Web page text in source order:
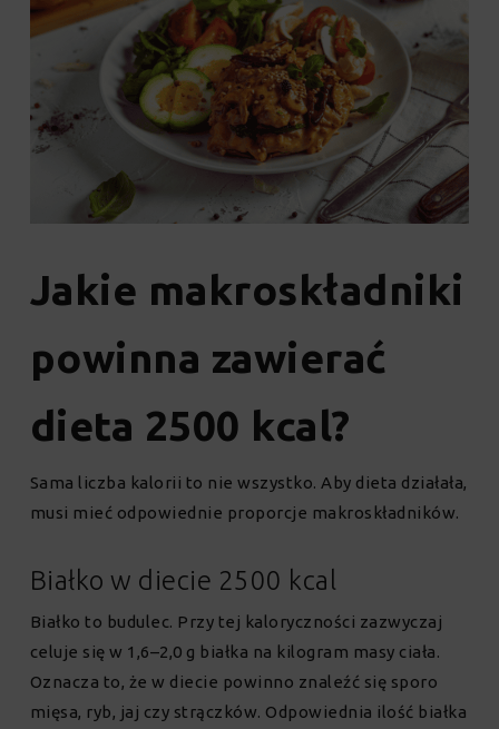
Jakie makroskładniki
powinna zawierać
dieta 2500 kcal?
Sama liczba kalorii to nie wszystko. Aby dieta działała,
musi mieć odpowiednie proporcje makroskładników.
Białko w diecie 2500 kcal
Białko to budulec. Przy tej kaloryczności zazwyczaj
celuje się w 1,6–2,0 g białka na kilogram masy ciała.
Oznacza to, że w diecie powinno znaleźć się sporo
mięsa, ryb, jaj czy strączków. Odpowiednia ilość białka